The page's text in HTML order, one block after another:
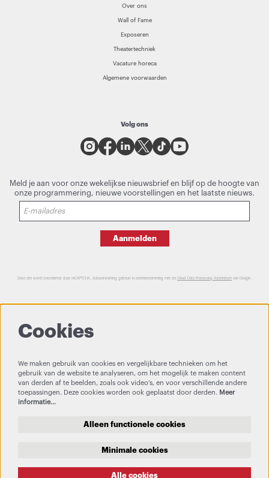
Over ons
Wall of Fame
Exposeren
Theatertechniek
Vacature horeca
Algemene voorwaarden
Volg ons
Meld je aan voor onze wekelijkse nieuwsbrief en blijf op de hoogte van
onze programmering, nieuwe voorstellingen en het laatste nieuws.
Aanmelden
Deze site wordt beschermd door reCAPTCHA, dataverwerking gebeurt in overeenstemming met de Cloud Data Processing Addendum van Google.
Bezoekersvoorwaarden
Cookies
We maken gebruik van cookies en vergelijkbare technieken om het
gebruik van de website te analyseren, om het mogelijk te maken content
van derden af te beelden, zoals ook video’s, en voor verschillende andere
toepassingen. Deze cookies worden ook geplaatst door derden. Meer
informatie…
Alleen functionele cookies
Minimale cookies
Alle cookies